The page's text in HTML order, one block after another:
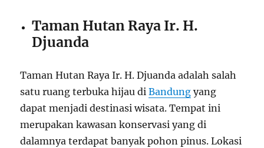
Taman Hutan Raya Ir. H.
Djuanda
Taman Hutan Raya Ir. H. Djuanda adalah salah
satu ruang terbuka hijau diBandung yang
dapat menjadi destinasi wisata. Tempat ini
merupakan kawasan konservasi yang di
dalamnya terdapat banyak pohon pinus. Lokasi